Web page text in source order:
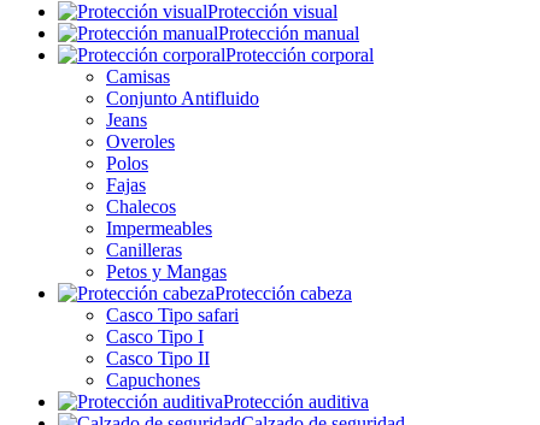
Protección visual
Protección manual
Protección corporal
Camisas
Conjunto Antifluido
Jeans
Overoles
Polos
Fajas
Chalecos
Impermeables
Canilleras
Petos y Mangas
Protección cabeza
Casco Tipo safari
Casco Tipo I
Casco Tipo II
Capuchones
Protección auditiva